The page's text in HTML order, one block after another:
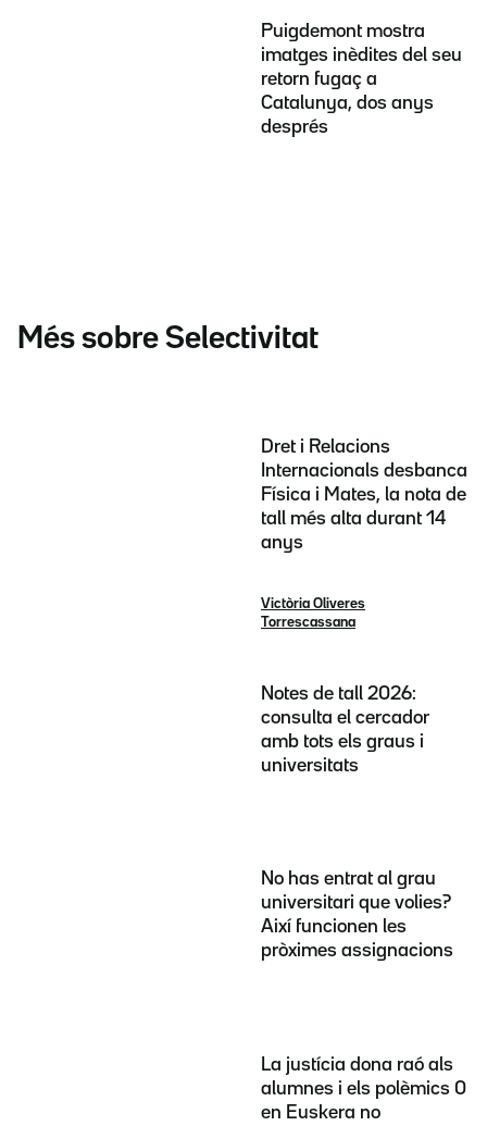
Puigdemont mostra
imatges inèdites del seu
retorn fugaç a
Catalunya, dos anys
després
Més sobre Selectivitat
Dret i Relacions
Internacionals desbanca
Física i Mates, la nota de
tall més alta durant 14
anys
Victòria Oliveres
Torrescassana
Notes de tall 2026:
consulta el cercador
amb tots els graus i
universitats
No has entrat al grau
universitari que volies?
Així funcionen les
pròximes assignacions
La justícia dona raó als
alumnes i els polèmics 0
en Euskera no